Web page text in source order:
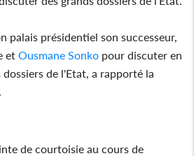
palais présidentiel son successeur,
etOusmane Sonko pour discuter en
de l'Etat, a rapporté la
de courtoisie au cours de